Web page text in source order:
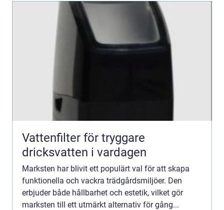
Vattenfilter för tryggare
dricksvatten i vardagen
Marksten har blivit ett populärt val för att skapa
funktionella och vackra trädgårdsmiljöer. Den
erbjuder både hållbarhet och estetik, vilket gör
marksten till ett utmärkt alternativ för gång...